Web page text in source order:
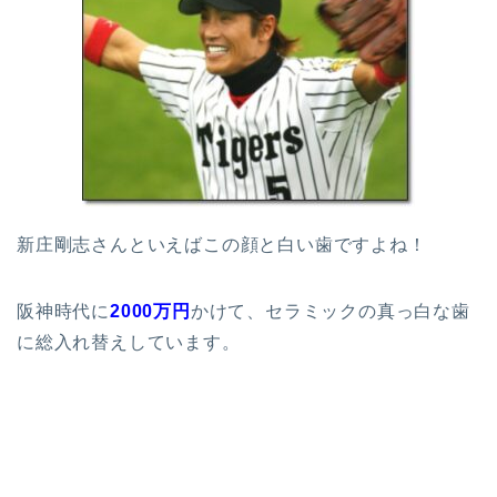
新庄剛志さんといえばこの顔と白い歯ですよね！
阪神時代に2000万円 かけて、セラミックの真っ白な歯
に総入れ替えしています。